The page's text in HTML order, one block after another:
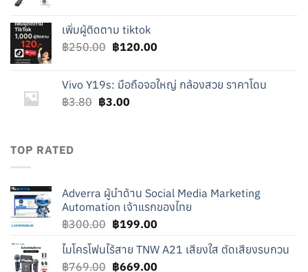
฿769.00.
เพิ่มผู้ติดตาม tiktok
฿250.00 Original
฿250.00.
฿120.00Current
is:
฿120.00.
Vivo Y19s: มือถือจอใหญ่ กล้องสวย ราคาโดน
฿3.80 Original
฿3.00Current
TOP RATED
Adverra ผู้นำด้าน Social Media Marketing
Automation เจ้าแรกของไทย
฿300.00 Original
was:
฿300.00.
฿199.00Current
is:
฿199.00.
ไมโครโฟนไร้สาย TNW A21 เสียงใส ตัดเสียงรบกวน
฿769.00 Original
฿669.00Current